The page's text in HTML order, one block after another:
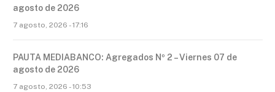
agosto de 2026
7 agosto, 2026 - 17:16
PAUTA MEDIABANCO: Agregados Nº 2 – Viernes 07 de
agosto de 2026
7 agosto, 2026 - 10:53